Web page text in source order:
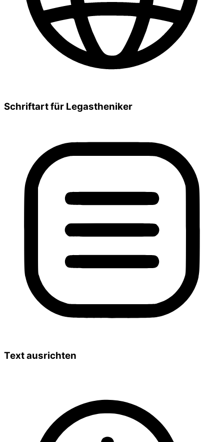
Schriftart für Legastheniker
Text ausrichten